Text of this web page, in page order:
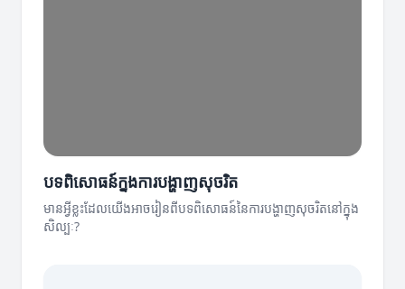
បទពិសោធន៍ក្នុងការបង្ហាញសុចរិត
មានអ្វីខ្លះដែលយើងអាចរៀនពីបទពិសោធន៍នៃការបង្ហាញសុចរិតនៅក្នុង
សិល្បៈ?